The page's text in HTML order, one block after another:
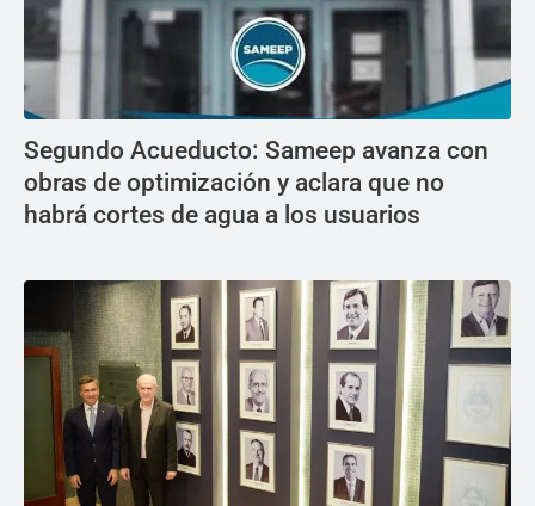
Segundo Acueducto: Sameep avanza con
obras de optimización y aclara que no
habrá cortes de agua a los usuarios